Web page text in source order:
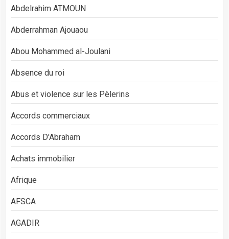
Abdelrahim ATMOUN
Abderrahman Ajouaou
Abou Mohammed al-Joulani
Absence du roi
Abus et violence sur les Pèlerins
Accords commerciaux
Accords D'Abraham
Achats immobilier
Afrique
AFSCA
AGADIR